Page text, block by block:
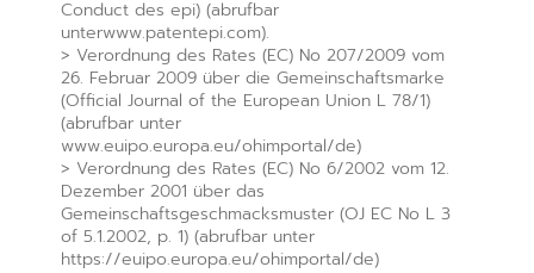
Conduct des epi) (abrufbar
unterwww.patentepi.com).
> Verordnung des Rates (EC) No 207/2009 vom
26. Februar 2009 über die Gemeinschaftsmarke
(Official Journal of the European Union L 78/1)
(abrufbar unter
www.euipo.europa.eu/ohimportal/de)
> Verordnung des Rates (EC) No 6/2002 vom 12.
Dezember 2001 über das
Gemeinschaftsgeschmacksmuster (OJ EC No L 3
of 5.1.2002, p. 1) (abrufbar unter
https://euipo.europa.eu/ohimportal/de)